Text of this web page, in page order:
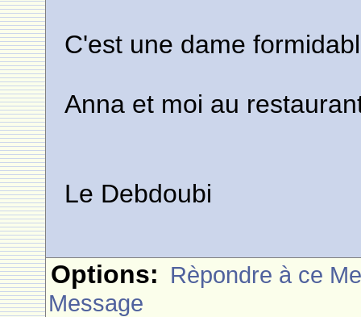
C'est une dame
Anna et moi au
Le Debdoubi
Options: Rèpondre à ce
Message